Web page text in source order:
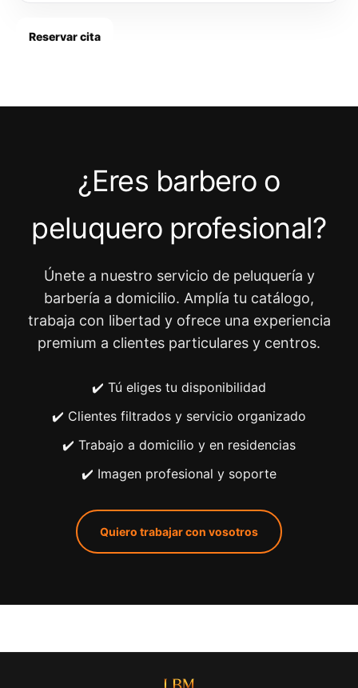
Reservar cita
¿Eres barbero o
peluquero profesional?
Únete a nuestro servicio de peluquería y
barbería a domicilio. Amplía tu catálogo,
trabaja con libertad y ofrece una experiencia
premium a clientes particulares y centros.
✔️ Tú eliges tu disponibilidad
✔️ Clientes filtrados y servicio organizado
✔️ Trabajo a domicilio y en residencias
✔️ Imagen profesional y soporte
Quiero trabajar con vosotros